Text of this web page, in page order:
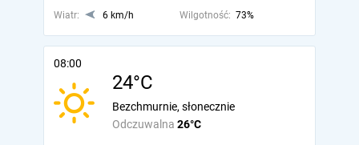
Wiatr: 6 km/h Wilgotność: 73%
08:00
24°C
Odczuwalna 26°C
Bezchmurnie, słonecznie